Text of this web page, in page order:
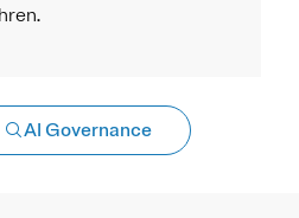
AI Governance